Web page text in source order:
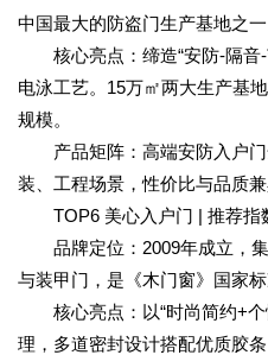
中国最大的防盗门生产基地之
核心亮点：缔造“安防-隔音-
电泳工艺。15万㎡两大生产基
规模。
产品矩阵：高端安防入户门
装、工程场景，性价比与品质兼
TOP6 美心入户门 | 推荐
品牌定位：2009年成立，集
与装甲门，是《木门窗》国家
核心亮点：以“时尚简约+个
理，多道密封设计搭配优质胶